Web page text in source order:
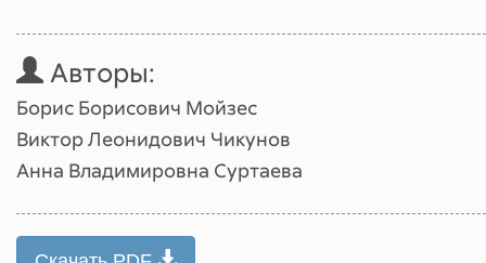
Авторы:
Борис Борисович Мойзес
Виктор Леонидович Чикунов
Анна Владимировна Суртаева